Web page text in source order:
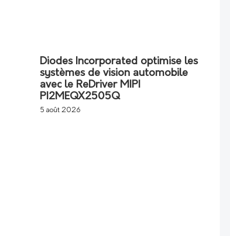
Diodes Incorporated optimise les
systèmes de vision automobile
avec le ReDriver MIPI
PI2MEQX2505Q
5 août 2026